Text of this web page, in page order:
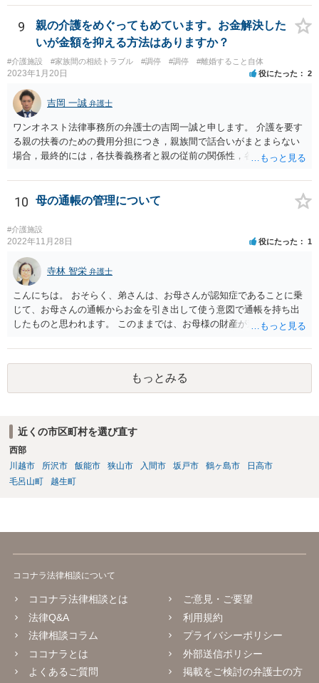
それに従ってください。
9
親の介護をめぐってもめています。お金解決した
いが金額を抑える方法はありますか？
#介護施設 #家族間の相続トラブル #調停 #調停 #離婚すること自体
2023年1月20日 役にたった 2
吉岡 一誠 弁護士
ワンオネスト法律事務所の弁護士の吉岡一誠と申します。 介護を要す
る親の扶養のための費用分担につき，親族間で話合いがまとまらない
場合，最終的には，各扶養義務者と親の従前の関係性，各扶養義務者
します（審判）。審判においては，相談者様と弟，叔父，そして離婚
成立前であればお父様も必ず当事者として申立をすることになりま
す。 相談者様ができる限り負担額を低減させたい場合は，従前より親
と別居して関係が疎遠であったこと（弟比べて親から経済的に支えて
もらった程度が低いようならその旨も）や，現在の日常生活における
収支状況として余剰が少ないことなどを，できる限り客観的な資料を
示しつつ主張立証することが望ましいでしょう。 裁判上，分担すべき
介護費については，平均的な金額が定められるので，他の扶養義務者
が過度に高額な費用をかけようとしているなら，過剰な部分について
相談者様が支払う必要はないでしょう。 なお，その他挙げていただい
たような事情は，一般的に介護費等の分担割合を定める上で考慮され
10 母の通帳の管理について
#介護施設
2022年11月28日 役にたった 1
寺林 智栄 弁護士
こんにちは。 おそらく、弟さんは、お母さんが認知症であることに乗
じて、お母さんの通帳からお金を引き出して使う意図で通帳を持ち出
したものと思われます。 このままでは、お母様の財産が逸出するのを
って通帳とカードの盗難届を出し、新たに通帳とカードを発行しても
らうことです。 そして、貸金庫に預けるなどして弟さんが使えないよ
うにするのが良いでしょう。 また、成年後見の申立をして通帳を後見
人が管理できるようにすることも必要かと思います。 この点について
もっとみる
近くの市区町村を選び直す
西部
川越市
所沢市 飯能市 狭山市 入間市 坂戸市 鶴ヶ島市
日高市
毛呂山町
越生町
ココナラ法律相談について
ココナラ法律相談とは
法律Q&A
法律相談コラム
ココナラとは
よくあるご質問
ご意見・ご要望
利用規約
プライバシーポリシー
外部送信ポリシー
掲載をご検討の弁護士の方